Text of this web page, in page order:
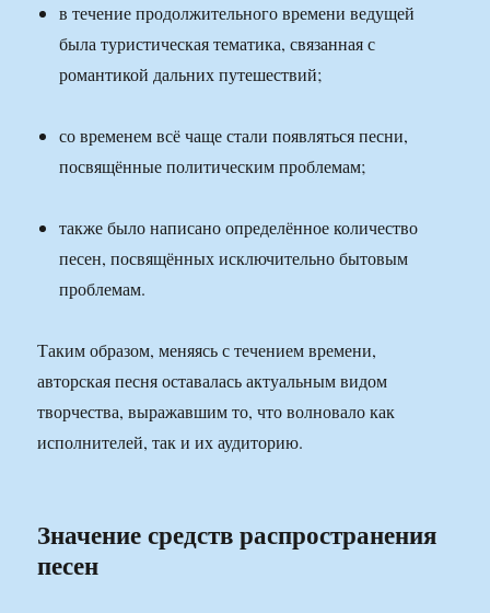
в течение продолжительного времени ведущей
была туристическая тематика, связанная с
романтикой дальних путешествий;
со временем всё чаще стали появляться песни,
посвящённые политическим проблемам;
также было написано определённое количество
песен, посвящённых исключительно бытовым
проблемам.
Таким образом, меняясь с течением времени,
авторская песня оставалась актуальным видом
творчества, выражавшим то, что волновало как
исполнителей, так и их аудиторию.
Значение средств распространения
песен